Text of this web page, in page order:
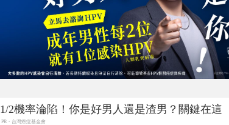
1/2機率淪陷！你是好男人還是渣男？關鍵在這
PR・台灣癌症基金會